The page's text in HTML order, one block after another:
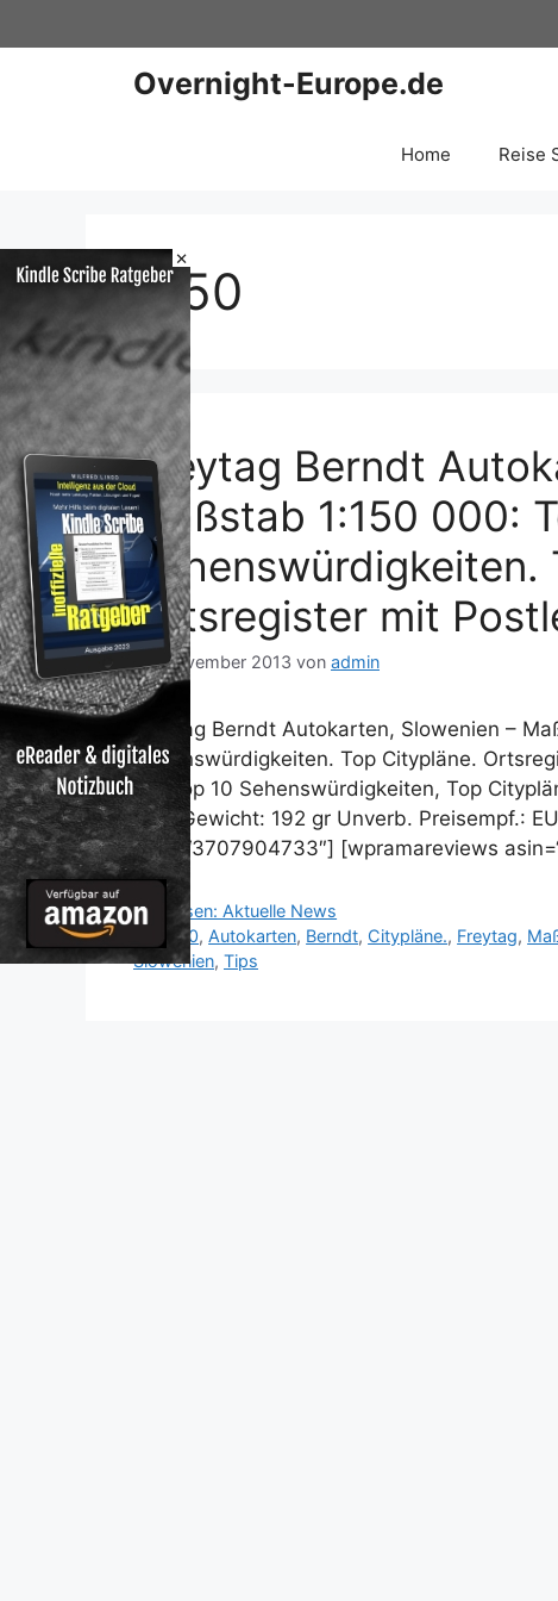
×
Inhalt
Overnight-Europe.de
Home Reise
1150
Freytag Berndt
Maßstab 1:150 000:
Sehenswürdigkeiten.
Ortsregister mit
14. November 2013 von admin
Freytag Berndt Autokarten, Slowenien –
Sehenswürdigkeiten. Top Citypläne.
Mit Top 10 Sehenswürdigkeiten, Top
2014Gewicht: 192 gr Unverb. Preisempf.:
asin=“3707904733″] [wpramareviews
Kategorien
Reisen: Aktuelle News
Schlagwörter
1150, Autokarten, Berndt, Citypläne., Freytag,
Slowenien, Tips